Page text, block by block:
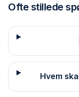
Ofte stillede
Hvem